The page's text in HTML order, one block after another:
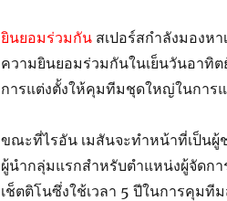
ยินยอมร่วมกันสเปอร์สกำลังมองห
ความยินยอมร่วมกันในเย็นวันอาทิต
การแต่งตั้งให้คุมทีมชุดใหญ่ในการ
ขณะที่ไรอัน เมสันจะทำหน้าที่เป็นผู้
ผู้นำกลุ่มแรกสำหรับตำแหน่งผู้จัดก
เช็ตติโนซึ่งใช้เวลา 5 ปีในการคุมที